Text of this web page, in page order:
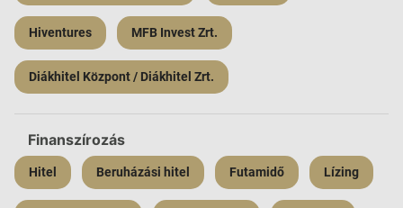
Hiventures MFB Invest Zrt.
Diákhitel Központ / Diákhitel Zrt.
Finanszírozás
Hitel Beruházási hitel Futamidő Lízing